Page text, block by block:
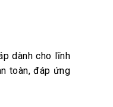
dành cho lĩnh
toàn, đáp ứng